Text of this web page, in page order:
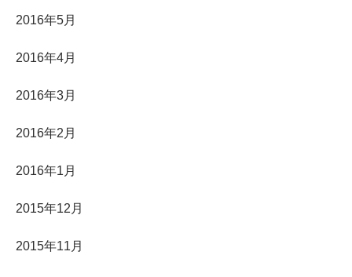
2016年5月
2016年4月
2016年3月
2016年2月
2016年1月
2015年12月
2015年11月